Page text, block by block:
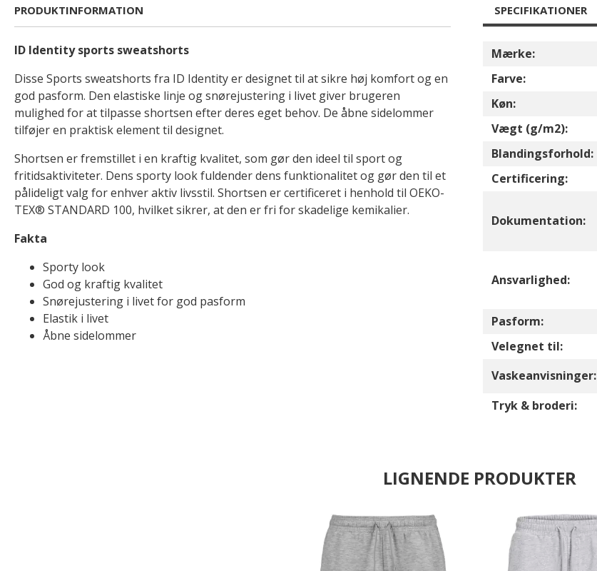
PRODUKTINFORMATION
ID Identity sports sweatshorts
Disse Sports sweatshorts fra ID Identity er designet til at sikre høj komfort og en
god pasform. Den elastiske linje og snørejustering i livet giver brugeren
mulighed for at tilpasse shortsen efter deres eget behov. De åbne sidelommer
tilføjer en praktisk element til designet.
Shortsen er fremstillet i en kraftig kvalitet, som gør den ideel til sport og
fritidsaktiviteter. Dens sporty look fuldender dens funktionalitet og gør den til et
pålideligt valg for enhver aktiv livsstil. Shortsen er certificeret i henhold til OEKO-
TEX® STANDARD 100, hvilket sikrer, at den er fri for skadelige kemikalier.
Fakta
Sporty look
God og kraftig kvalitet
Snørejustering i livet for god pasform
Elastik i livet
Åbne sidelommer
SPECIFIKATIONER
Mærke:
Farve:
Køn:
Vægt (g/m2):
Blandingsforhold:
Certificering:
Dokumentation:
Ansvarlighed:
Pasform:
Velegnet til:
Vaskeanvisninger:
Tryk & broderi:
LIGNENDE PRODUKTER